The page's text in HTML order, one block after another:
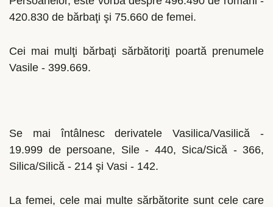
420.830 de bărbaţi şi 75.660 de femei.
Cei mai mulţi bărbaţi sărbătoriţi poartă prenumele
Vasile - 399.669.
Se mai întâlnesc derivatele Vasilica/Vasilică -
19.999 de persoane, Sile - 440, Sica/Sică - 366,
Silica/Silică - 214 şi Vasi - 142.
La femei, cele mai multe sărbătorite sunt cele care